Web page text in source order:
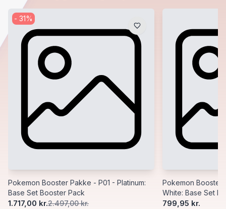
- 31%
Pokemon Booster Pakke - P01 - Platinum:
Base Set Booster Pack
1.717,00 kr.2.497,00 kr.
Pokemon Booster
White: Base Set
799,95 kr.